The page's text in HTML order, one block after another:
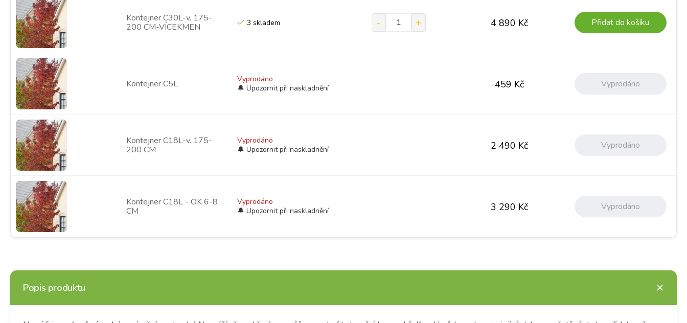
Kontejner C30L-v. 175-
200 CM-VÍCEKMEN
3 skladem 4 890 Kč Přidat do košíku
Kontejner C5L Vyprodáno 459 Kč Vyprodáno
Kontejner C18L-v. 175-
200 CM
Vyprodáno 2 490 Kč Vyprodáno
Kontejner C18L - OK 6-8
CM
Vyprodáno 3 290 Kč Vyprodáno
Popis produktu